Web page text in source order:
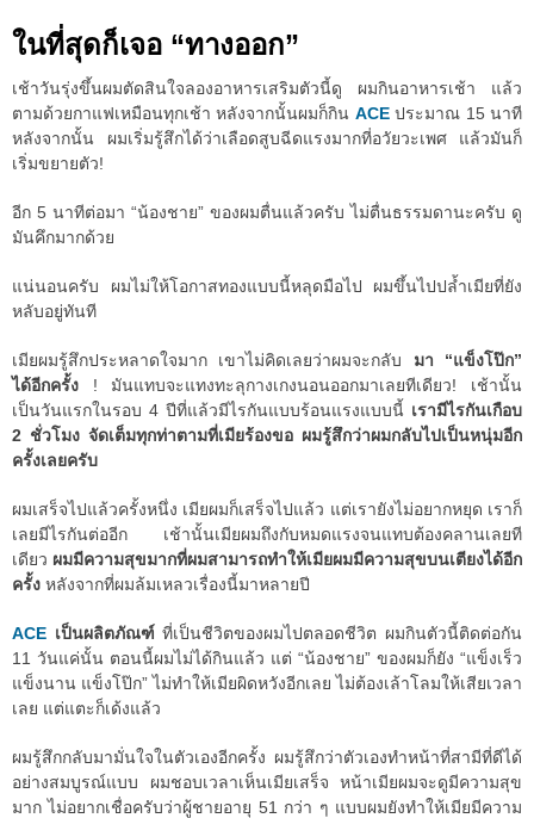
ในที่สุดก็เจอ “ทางออก”
เช้าวันรุ่งขึ้นผมตัดสินใจลองอาหารเสริมตัวนี้ดู ผมกินอาหารเช้า แล้ว
ตามด้วยกาแฟเหมือนทุกเช้า หลังจากนั้นผมก็กิน ACEประมาณ 15 นาที
หลังจากนั้น ผมเริ่มรู้สึกได้ว่าเลือดสูบฉีดแรงมากที่อวัยวะเพศ แล้วมันก็
เริ่มขยายตัว!
อีก 5 นาทีต่อมา “น้องชาย” ของผมตื่นแล้วครับ ไม่ตื่นธรรมดานะครับ ดู
มันคึกมากด้วย
แน่นอนครับ ผมไม่ให้โอกาสทองแบบนี้หลุดมือไป ผมขึ้นไปปล้ำเมียที่ยัง
หลับอยู่ทันที
เมียผมรู้สึกประหลาดใจมาก เขาไม่คิดเลยว่าผมจะกลับ มา “แข็งโป๊ก”
ได้อีกครั้ง ! มันแทบจะแทงทะลุกางเกงนอนออกมาเลยทีเดียว! เช้านั้น
เป็นวันแรกในรอบ 4 ปีที่แล้วมีไรกันแบบร้อนแรงแบบนี้ เรามีไรกันเกือบ
2 ชั่วโมง จัดเต็มทุกท่าตามที่เมียร้องขอ ผมรู้สึกว่าผมกลับไปเป็นหนุ่มอีก
ครั้งเลยครับ
ผมเสร็จไปแล้วครั้งหนึ่ง เมียผมก็เสร็จไปแล้ว แต่เรายังไม่อยากหยุด เราก็
เลยมีไรกันต่ออีก เช้านั้นเมียผมถึงกับหมดแรงจนแทบต้องคลานเลยที
เดียว ผมมีความสุขมากที่ผมสามารถทำให้เมียผมมีความสุขบนเตียงได้อีก
ครั้ง หลังจากที่ผมล้มเหลวเรื่องนี้มาหลายปี
ACE เป็นผลิตภัณฑ์ที่เป็นชีวิตของผมไปตลอดชีวิต ผมกินตัวนี้ติดต่อกัน
11 วันแค่นั้น ตอนนี้ผมไม่ได้กินแล้ว แต่ “น้องชาย” ของผมก็ยัง “แข็งเร็ว
แข็งนาน แข็งโป๊ก” ไม่ทำให้เมียผิดหวังอีกเลย ไม่ต้องเล้าโลมให้เสียเวลา
เลย แต่แตะก็เด้งแล้ว
ผมรู้สึกกลับมามั่นใจในตัวเองอีกครั้ง ผมรู้สึกว่าตัวเองทำหน้าที่สามีที่ดีได้
อย่างสมบูรณ์แบบ ผมชอบเวลาเห็นเมียเสร็จ หน้าเมียผมจะดูมีความสุข
มาก ไม่อยากเชื่อครับว่าผู้ชายอายุ 51 กว่า ๆ แบบผมยังทำให้เมียมีความ